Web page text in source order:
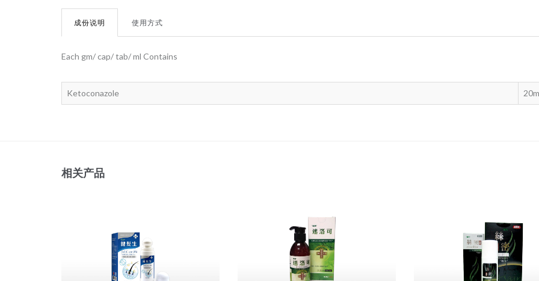
成份说明 使用方式
Each gm/ cap/ tab/ ml Contains
Ketoconazole
相关产品